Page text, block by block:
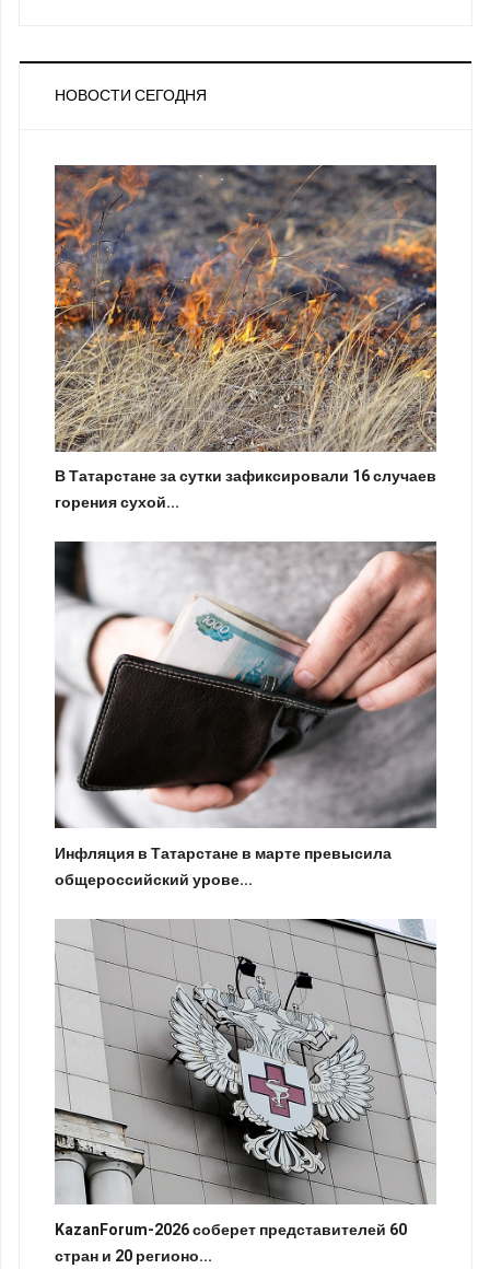
НОВОСТИ СЕГОДНЯ
В Татарстане за сутки зафиксировали 16 случаев
горения сухой...
Инфляция в Татарстане в марте превысила
общероссийский урове...
KazanForum-2026 соберет представителей 60
стран и 20 регионо...